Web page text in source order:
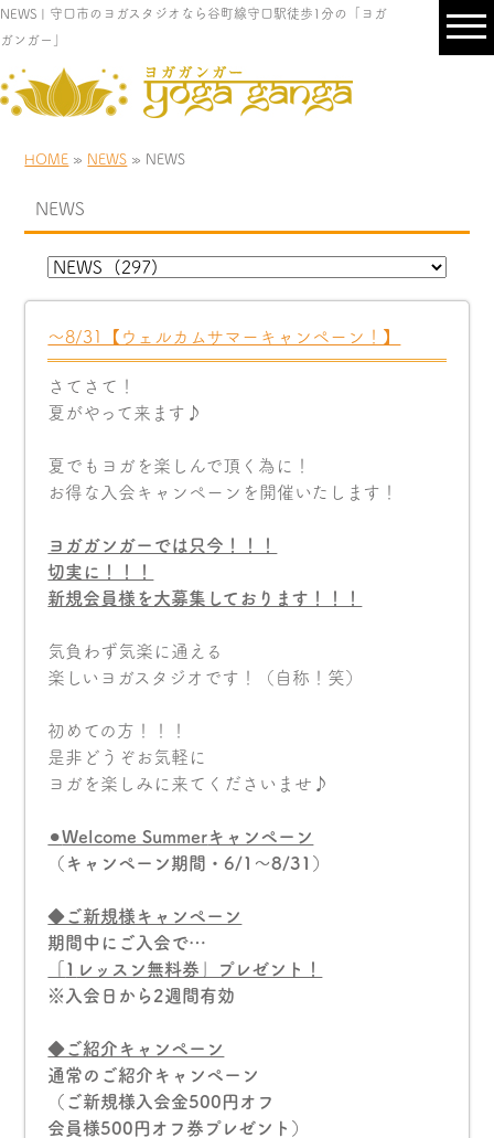
NEWS | 守口市のヨガスタジオなら谷町線守口駅徒歩1分の「ヨガ
ガンガー」
HOME » NEWS » NEWS
NEWS
〜8/31【ウェルカムサマーキャンペーン！】
さてさて！
夏がやって来ます♪
夏でもヨガを楽しんで頂く為に！
お得な入会キャンペーンを開催いたします！
ヨガガンガーでは只今！！！
切実に！！！
新規会員様を大募集しております！！！
気負わず気楽に通える
楽しいヨガスタジオです！（自称！笑）
初めての方！！！
是非どうぞお気軽に
ヨガを楽しみに来てくださいませ♪
⚫︎Welcome Summerキャンペーン
（キャンペーン期間・6/1〜8/31）
◆ご新規様キャンペーン
期間中にご入会で…
1 レッスン無料券」プレゼント！
※入会日から2週間有効
◆ご紹介キャンペーン
通常のご紹介キャンペーン
（ご新規様入会金500円オフ
会員様500円オフ券プレゼント）